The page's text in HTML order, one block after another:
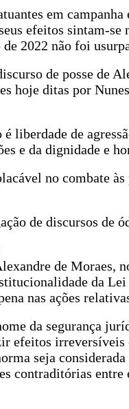
em
efeitos sintam-
2022 não foi
de posse de
hoje ditas por
é liberdade de
e da dignidade e
no combate
de discursos de
de Moraes,
da
nas ações
da segurança
efeitos irreversíveis
seja
contraditórias